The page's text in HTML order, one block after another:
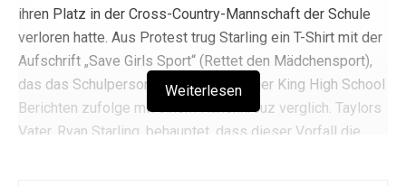
ihren Platz in der Cross-Country-Mannschaft der Schule
verloren hatte. Aus Protest trug Starling ein T-Shirt mit der
Aufschrift „Save Girls Sport“ (Rettet den Mädchensport),
das das Schulpersonal der Martin Luther King High School
Berichten zufolge mit einem Hakenkreuz verglich. Taylors
Vater, Ryan Starling, behauptet, dass dieser Vorfall die
Weiterlesen